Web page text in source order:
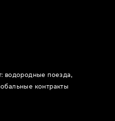
водородные поезда,
контракты